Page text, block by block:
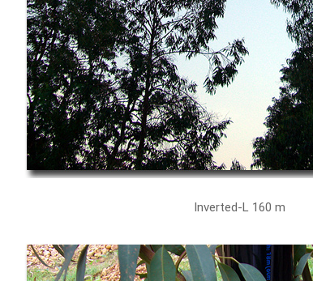
Inverted-L 160 m